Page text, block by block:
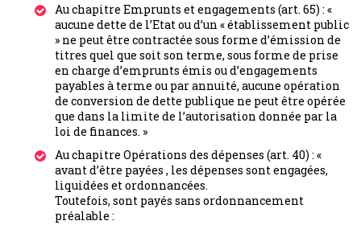
Au chapitre Emprunts et engagements (art. 65) : «
aucune dette de l’Etat ou d’un « établissement public
» ne peut être contractée sous forme d’émission de
titres quel que soit son terme, sous forme de prise
en charge d’emprunts émis ou d’engagements
payables à terme ou par annuité, aucune opération
de conversion de dette publique ne peut être opérée
que dans la limite de l’autorisation donnée par la
loi de finances. »
Au chapitre Opérations des dépenses (art. 40) : «
avant d’être payées , les dépenses sont engagées,
liquidées et ordonnancées.
Toutefois, sont payés sans ordonnancement
préalable :